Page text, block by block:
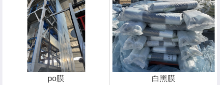
po膜 白黑膜